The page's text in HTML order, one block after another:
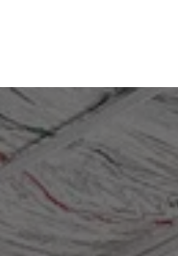
Dakisolatie
Gevelisolatie
Vorige
E-mail
Telefoonnummer